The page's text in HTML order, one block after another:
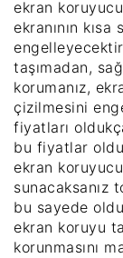
ekran
ekranının kısa
taşımadan,
korumanız,
çizilmesini
fiyatları
bu fiyatlar
ekran
sunacaksanız
bu sayede
ekran koruyu
korunmasını